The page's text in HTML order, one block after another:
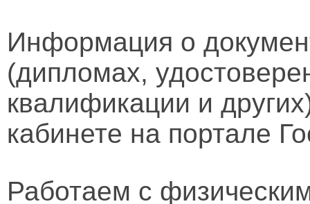
Информация о
(дипломах,
квалификации и
кабинете на портале
Работаем с